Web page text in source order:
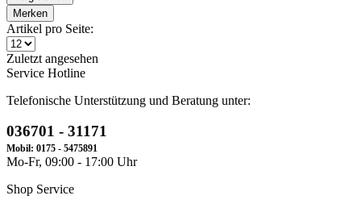
Merken
Artikel pro Seite:
Zuletzt angesehen
Service Hotline
Telefonische Unterstützung und Beratung unter:
036701 - 31171
Mobil: 0175 - 5475891
Mo-Fr, 09:00 - 17:00 Uhr
Shop Service